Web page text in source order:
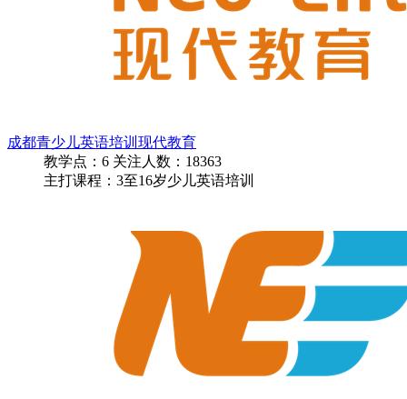
成都青少儿英语培训现代教育
教学点： 6 关注人数： 18363
主打课程：3至16岁少儿英语培训